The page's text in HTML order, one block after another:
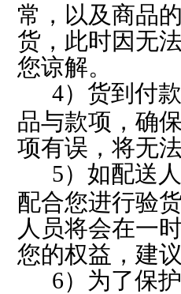
常，以及商品
货，此时因无
您谅解。
4）货到付
品与款项，确
项有误，将无
5）如配送
配合您进行验
人员将会在一
您的权益，建
6）为了保